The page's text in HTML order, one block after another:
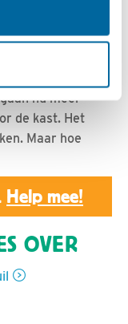
nu meer
de kast. Het
Maar hoe
Help mee!
OVER